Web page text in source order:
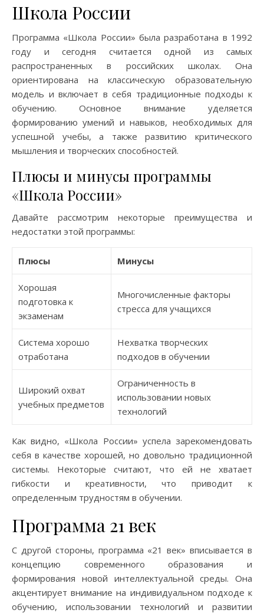
Школа России
Программа «Школа России» была разработана в 1992
году и сегодня считается одной из самых
распространенных в российских школах. Она
ориентирована на классическую образовательную
модель и включает в себя традиционные подходы к
обучению. Основное внимание уделяется
формированию умений и навыков, необходимых для
успешной учебы, а также развитию критического
мышления и творческих способностей.
Плюсы и минусы программы
«Школа России»
Давайте рассмотрим некоторые преимущества и
недостатки этой программы:
Плюсы Минусы
Хорошая
подготовка к
экзаменам
Многочисленные факторы
стресса для учащихся
Система хорошо
отработана
Нехватка творческих
подходов в обучении
Широкий охват
учебных предметов
Ограниченность в
использовании новых
технологий
Как видно, «Школа России» успела зарекомендовать
себя в качестве хорошей, но довольно традиционной
системы. Некоторые считают, что ей не хватает
гибкости и креативности, что приводит к
определенным трудностям в обучении.
Программа 21 век
С другой стороны, программа «21 век» вписывается в
концепцию современного образования и
формирования новой интеллектуальной среды. Она
акцентирует внимание на индивидуальном подходе к
обучению, использовании технологий и развитии